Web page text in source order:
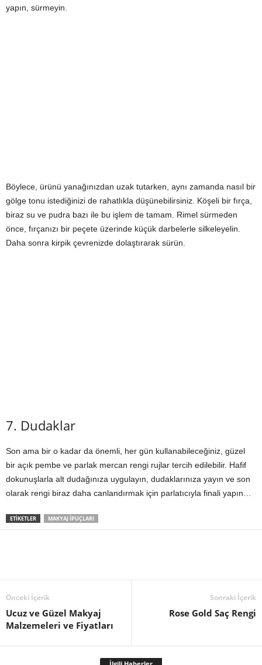
yapın, sürmeyin.
Böylece, ürünü yanağınızdan uzak tutarken, aynı zamanda nasıl bir
gölge tonu istediğinizi de rahatlıkla düşünebilirsiniz. Köşeli bir fırça,
biraz su ve pudra bazı ile bu işlem de tamam. Rimel sürmeden
önce, fırçanızı bir peçete üzerinde küçük darbelerle silkeleyelin.
Daha sonra kirpik çevrenizde dolaştırarak sürün.
7. Dudaklar
Son ama bir o kadar da önemli, her gün kullanabileceğiniz, güzel
bir açık pembe ve parlak mercan rengi rujlar tercih edilebilir. Hafif
dokunuşlarla alt dudağınıza uygulayın, dudaklarınıza yayın ve son
olarak rengi biraz daha canlandırmak için parlatıcıyla finali yapın…
ETIKETLER MAKYAJ İPUÇLARI
Önceki İçerik
Ucuz ve Güzel Makyaj
Malzemeleri ve Fiyatları
Sonraki İçerik
Rose Gold Saç Rengi